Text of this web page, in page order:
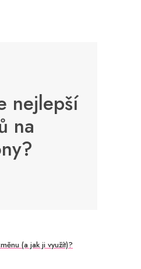
nejlepší
na
(a jak ji využít)?